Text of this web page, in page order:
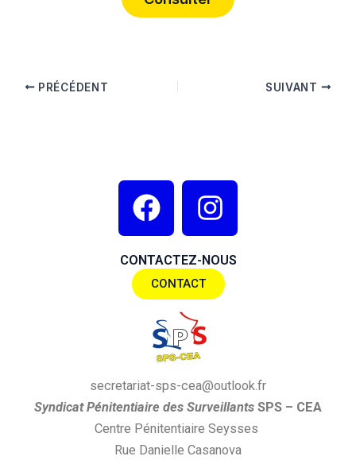
PRÉCÉDENT SUIVANT
F
a
c
e
b
o
o
k
I
n
s
t
a
a
m
CONTACTEZ-NOUS
CONTACT
secretariat-sps-cea@outlook.fr
SyndicatPénitentiaire des Surveillants SPS – CEA
Centre Pénitentiaire Seysses
Rue Danielle Casanova